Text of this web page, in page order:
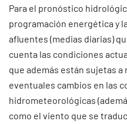
Para el pronóstico
programación energética y
afluentes (medias diarias)
cuenta las condiciones
que además están sujetas
eventuales cambios en las
hidrometeorológicas
como el viento que se